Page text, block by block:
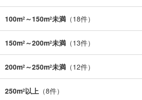
100m2 ～150m2未満 （18件）
150m2 ～200m2未満 （13件）
200m2 ～250m2未満 （12件）
250m2以上 （8件）